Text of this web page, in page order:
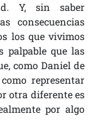
Y, sin saber
consecuencias
los que vivimos
palpable que las
como Daniel de
representar
otra diferente es
por algo